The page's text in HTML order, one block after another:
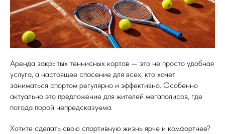
Аренда закрытых теннисных кортов — это не просто удобная
услуга, а настоящее спасение для всех, кто хочет
заниматься спортом регулярно и эффективно. Особенно
актуально это предложение для жителей мегаполисов, где
погода порой непредсказуема.
Хотите сделать свою спортивную жизнь ярче и комфортнее?